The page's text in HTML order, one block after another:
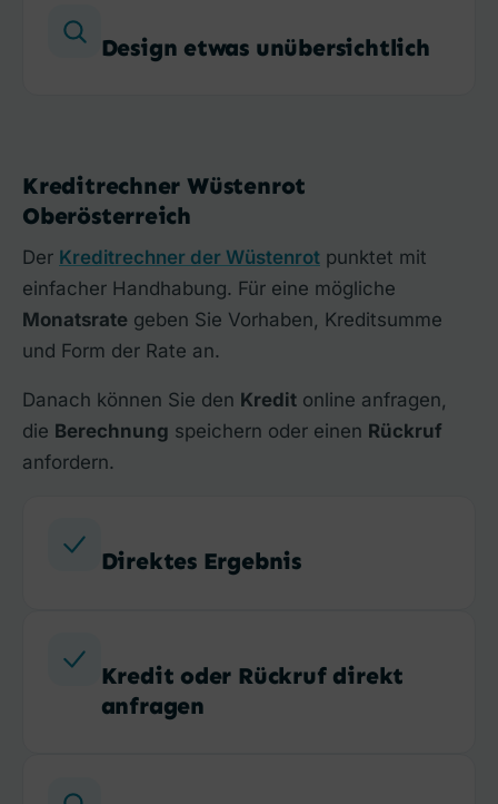
Design etwas unübersichtlich
Kreditrechner Wüstenrot
Oberösterreich
Der Kreditrechner der Wüstenrot punktet mit
einfacher Handhabung. Für eine mögliche
Monatsrate geben Sie Vorhaben, Kreditsumme
und Form der Rate an.
Danach können Sie den Kredit online anfragen,
die Berechnung speichern oder einen Rückruf
anfordern.
Direktes Ergebnis
Kredit oder Rückruf direkt
anfragen